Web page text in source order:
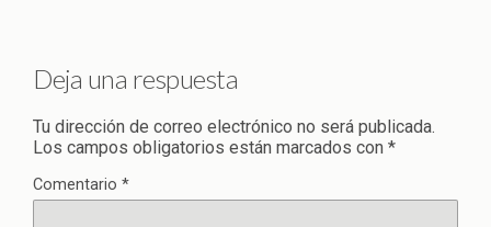
Deja una respuesta
Tu dirección de correo electrónico no será publicada.
Los campos obligatorios están marcados con *
Comentario *